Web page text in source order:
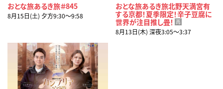
おとな旅あるき旅＃845
8月15日(土) 夕方9:30〜9:58
おとな旅あるき旅北野天満宮有
する京都！夏季限定！辛子豆腐に
世界が注目推し畳！ 再
8月13日(木) 深夜3:05〜3:37